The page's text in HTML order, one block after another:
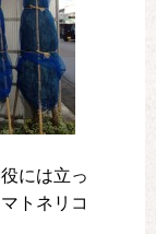
には立っ
トネリコ